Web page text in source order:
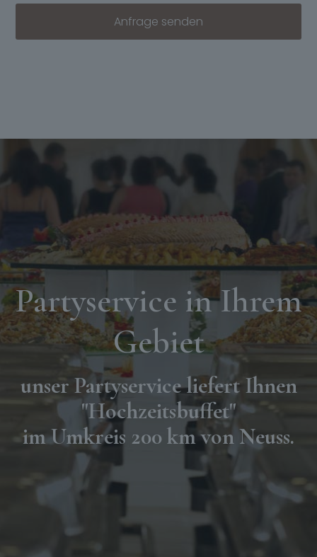
Anfrage senden
Partyservice in Ihrem
Gebiet
unser Partyservice liefert Ihnen
"Hochzeitsbuffet"
im Umkreis 200 km von Neuss.